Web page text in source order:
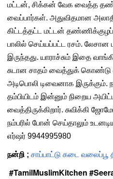
மட்டன், சிக்கன் வேக வைத்த
வைப்பார்கள். அதுவிதமான
கிட்டத்தட்ட மட்டன்
பாலில் செய்யப்பட்ட ரசம். லேசான
இருந்தது. யாராச்சும் இதை
சுடான சாதம் வைத்துக் கொண்டு
அடிபொலி டிவைனாக
தம்பியிடம் இன்னும் நிறைய
வைத்திருக்கிறார். சுவிக்கி
நம்பரில் போன் செய்தாலும்
எர்ஷர் 9944995980
நன்றி ; சாப்பாட்டு கடை வலைப்பூ
#TamilMuslimKitchen